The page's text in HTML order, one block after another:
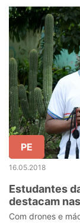
PE
16.05.2018
Estudantes
destacam
unidade de
Com drones e